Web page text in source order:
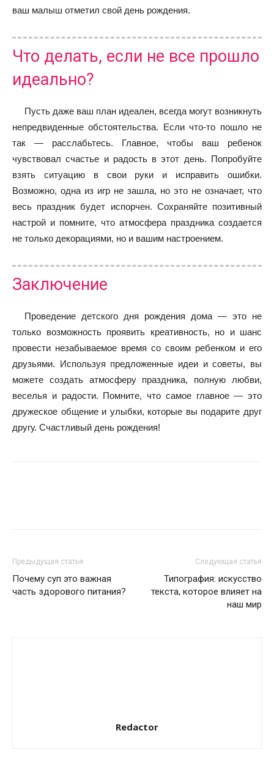
ваш малыш отметил свой день рождения.
Что делать, если не все прошло
идеально?
Пусть даже ваш план идеален, всегда могут возникнуть
непредвиденные обстоятельства. Если что-то пошло не
так — расслабьтесь. Главное, чтобы ваш ребенок
чувствовал счастье и радость в этот день. Попробуйте
взять ситуацию в свои руки и исправить ошибки.
Возможно, одна из игр не зашла, но это не означает, что
весь праздник будет испорчен. Сохраняйте позитивный
настрой и помните, что атмосфера праздника создается
не только декорациями, но и вашим настроением.
Заключение
Проведение детского дня рождения дома — это не
только возможность проявить креативность, но и шанс
провести незабываемое время со своим ребенком и его
друзьями. Используя предложенные идеи и советы, вы
можете создать атмосферу праздника, полную любви,
веселья и радости. Помните, что самое главное — это
дружеское общение и улыбки, которые вы подарите друг
другу. Счастливый день рождения!
Предыдущая статья
Почему суп это важная
часть здорового питания?
Следующая статья
Типография: искусство
текста, которое влияет на
наш мир
Redactor